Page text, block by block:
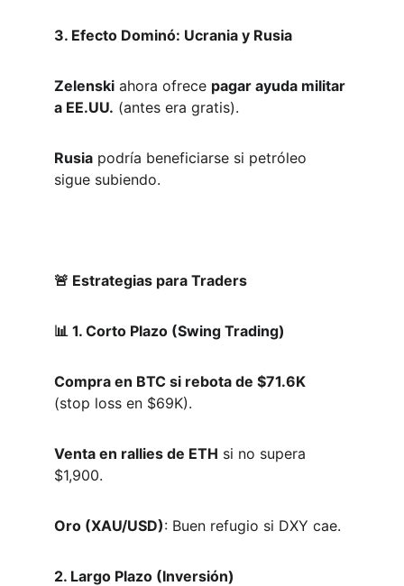
3. Efecto Dominó: Ucrania y Rusia
Zelenski ahora ofrece pagar ayuda militar
a EE.UU. (antes era gratis).
Rusia podría beneficiarse si petróleo
sigue subiendo.
🚨 Estrategias para Traders
📊 1. Corto Plazo (Swing Trading)
Compra en BTC si rebota de $71.6K
(stop loss en $69K).
Venta en rallies de ETH si no supera
$1,900.
Oro (XAU/USD): Buen refugio si DXY cae.
2. Largo Plazo (Inversión)